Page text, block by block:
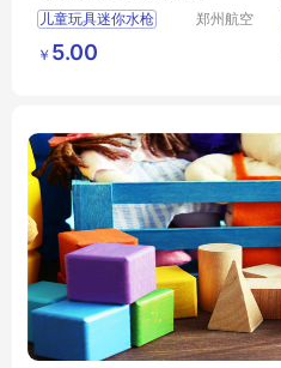
儿童玩具迷你水枪
沙滩玩具喷水
男孩玩具漂流戏水玩具
郑州航空
￥ 5.00